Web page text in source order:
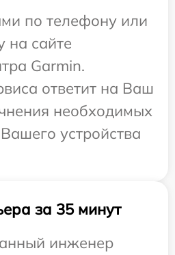
по телефону или
на сайте
Garmin.
ответит на Ваш
необходимых
устройства
за 35 минут
инженер